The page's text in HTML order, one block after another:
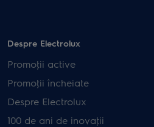
Despre Electrolux
Promoţii active
Promoţii încheiate
Despre Electrolux
100 de ani de inovaţii